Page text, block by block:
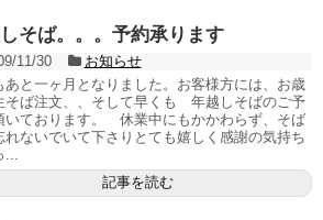
そば。。。予約承ります
11/30
お知らせ
あと一ヶ月となりました。お客様方には、お歳
そば注文、、そして早くも 年越しそばのご予
いております。 休業中にもかかわらず、そば
れないでいて下さりとても嬉しく感謝の気持ち
記事を読む